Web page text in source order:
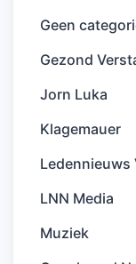
Geen
Gezond
Jorn Luka
Klagemauer
Ledennieuws
LNN Media
Muziek